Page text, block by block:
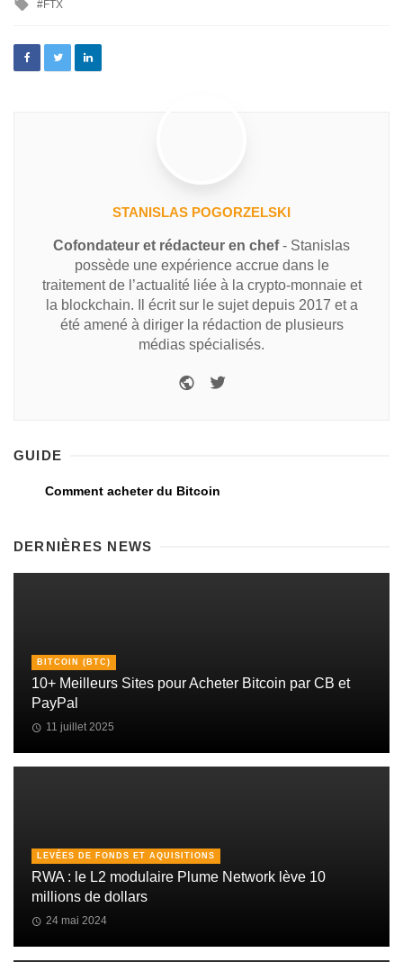
FTX
STANISLAS POGORZELSKI
Cofondateur et rédacteur en chef- Stanislas
possède une expérience accrue dans le
traitement de l’actualité liée à la crypto-monnaie et
la blockchain. Il écrit sur le sujet depuis 2017 et a
été amené à diriger la rédaction de plusieurs
médias spécialisés.
GUIDE
Comment acheter du Bitcoin
DERNIÈRES NEWS
BITCOIN (BTC)
10+ Meilleurs Sites pour Acheter Bitcoin par CB et
PayPal
11 juillet 2025
LEVÉES DE FONDS ET AQUISITIONS
RWA : le L2 modulaire Plume Network lève 10
millions de dollars
24 mai 2024